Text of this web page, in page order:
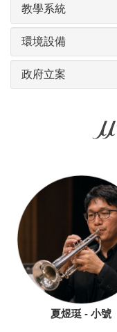
教學系統
環境設備
政府立案
夏煜珽 - 小號